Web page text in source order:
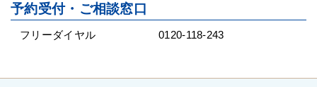
予約受付・ご相談窓口
フリーダイヤル 0120-118-243